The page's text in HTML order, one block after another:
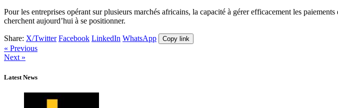
Pour les entreprises opérant sur plusieurs marchés africains, la capacité à gérer efficacement les
cherchent aujourd’hui à se positionner.
Share: X/Twitter Facebook LinkedIn WhatsApp Copy link
« Previous
Next »
Latest News